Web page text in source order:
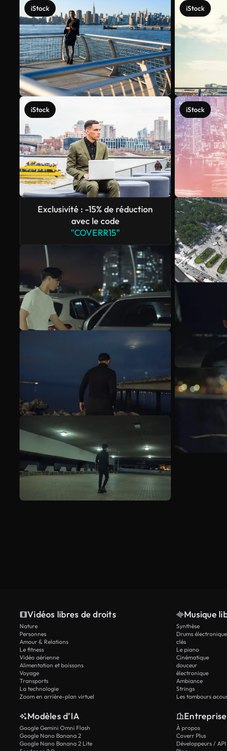
iStock
iStock
Exclusivité : -15% de réduction
avec le code
"COVERR15"
iStock
iStock
Vidéos libres de droits
Nature
Personnes
Amour & Relations
Le fitness
Vidéo aérienne
Alimentation et boissons
Voyage
Transports
La technologie
Zoom en arrière-plan virtuel
Musique
Synthèse
Drums
clés
Le piano
Cinématique
douceur
électronique
Ambiance
Strings
Les tambours
Modèles d’IA
Google Gemini Omni Flash
Google Nano Banana 2
Google Nano Banana 2 Lite
Entreprise
À propos
Coverr Plus
Développeurs / API